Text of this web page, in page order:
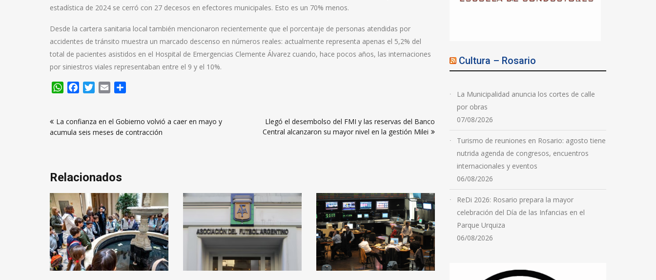
estadística de 2024 se cerró con 27 decesos en efectores municipales. Esto es un 70% menos.
Desde la cartera sanitaria local también mencionaron recientemente que el porcentaje de personas atendidas por
accidentes de tránsito muestra un marcado descenso en números reales: actualmente representa apenas el 5,2% del
total de pacientes asistidos en el Hospital de Emergencias Clemente Álvarez cuando, hace pocos años, las internaciones
por siniestros viales representaban entre el 9 y el 10%.
WhatsApp
FacebookTwitter
Email
deLa confianza en el Gobierno volvió a caer en mayo y
acumula seis meses de contracción
Llegó el desembolso del FMI y las reservas del Banco
Central alcanzaron su mayor nivel en la gestión Milei
Relacionados
Cultura – Rosario
La Municipalidad anuncia los cortes de calle
por obras
07/08/2026
Turismo de reuniones en Rosario: agosto tiene
nutrida agenda de congresos, encuentros
internacionales y eventos
06/08/2026
ReDi 2026: Rosario prepara la mayor
celebración del Día de las Infancias en el
Parque Urquiza
06/08/2026